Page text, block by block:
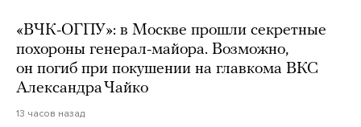
«ВЧК-ОГПУ»: в Москве прошли секретные
похороны генерал-майора. Возможно,
он погиб при покушении на главкома ВКС
Александра Чайко
13 часов назад